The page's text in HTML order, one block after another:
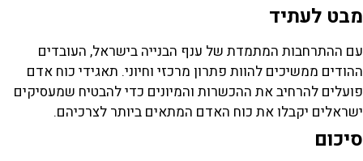
לעתיד
ההתרחבות המתמדת של ענף הבנייה בישראל, העובדים
ממשיכים להוות פתרון מרכזי וחיוני. תאגידי כוח אדם
להרחיב את ההכשרות והמיונים כדי להבטיח שמעסיקים
יקבלו את כוח האדם המתאים ביותר לצרכיהם.